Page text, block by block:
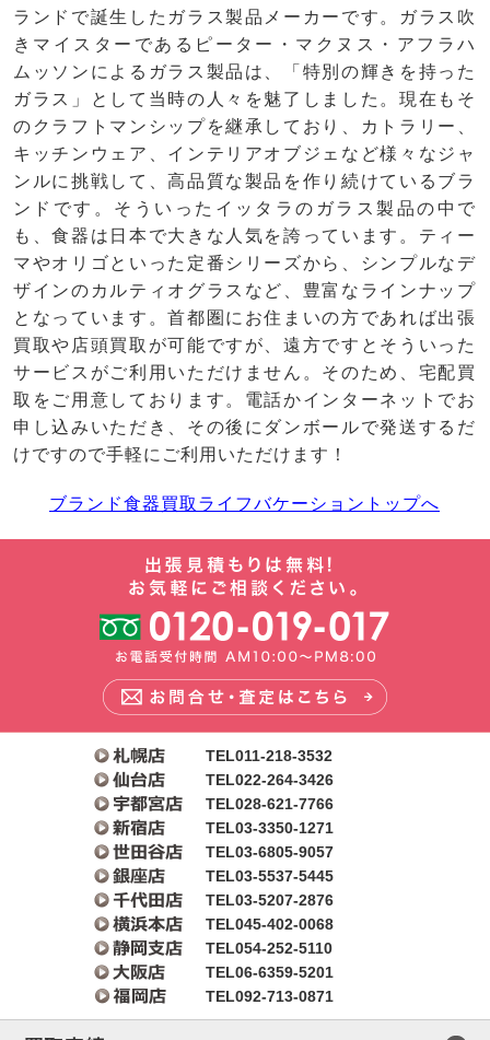
ランドで誕生したガラス製品メーカーです。ガラス吹
きマイスターであるピーター・マクヌス・アフラハ
ムッソンによるガラス製品は、「特別の輝きを持った
ガラス」として当時の人々を魅了しました。現在もそ
のクラフトマンシップを継承しており、カトラリー、
キッチンウェア、インテリアオブジェなど様々なジャ
ンルに挑戦して、高品質な製品を作り続けているブラ
ンドです。そういったイッタラのガラス製品の中で
も、食器は日本で大きな人気を誇っています。ティー
マやオリゴといった定番シリーズから、シンプルなデ
ザインのカルティオグラスなど、豊富なラインナップ
となっています。首都圏にお住まいの方であれば出張
買取や店頭買取が可能ですが、遠方ですとそういった
サービスがご利用いただけません。そのため、宅配買
取をご用意しております。電話かインターネットでお
申し込みいただき、その後にダンボールで発送するだ
けですので手軽にご利用いただけます！
ブランド食器買取ライフバケーショントップへ
TEL011-218-3532
TEL022-264-3426
TEL028-621-7766
TEL03-3350-1271
TEL03-6805-9057
TEL03-5537-5445
TEL03-5207-2876
TEL045-402-0068
TEL054-252-5110
TEL06-6359-5201
TEL092-713-0871